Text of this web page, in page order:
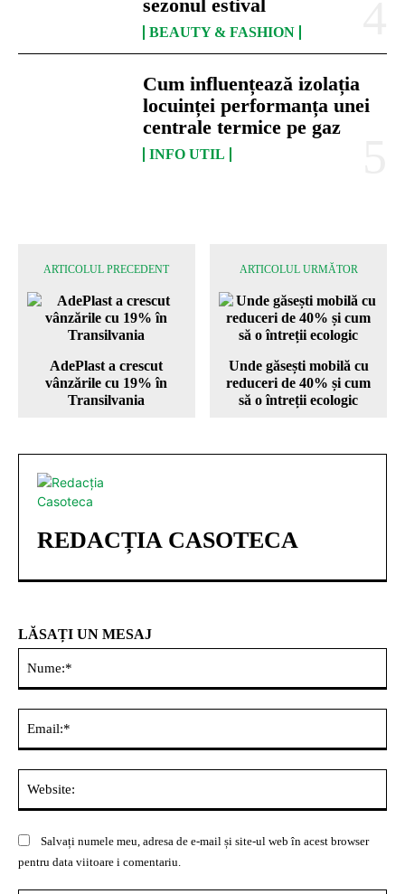
sezonul estival
BEAUTY & FASHION
Cum influențează izolația
locuinței performanța unei
centrale termice pe gaz
INFO UTIL
ARTICOLUL PRECEDENT
AdePlast a crescut
vânzările cu 19% în
Transilvania
ARTICOLUL URMĂTOR
Unde găsești mobilă cu
reduceri de 40% și cum
să o întreții ecologic
REDACȚIA CASOTECA
LĂSAȚI UN MESAJ
Salvați numele meu, adresa de e-mail și site-ul web în acest browser
pentru data viitoare i comentariu.